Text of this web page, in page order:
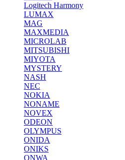
Logitech Harmony
LUMAX
MAG
MAXMEDIA
MICROLAB
MITSUBISHI
MIYOTA
MYSTERY
NASH
NEC
NOKIA
NONAME
NOVEX
ODEON
OLYMPUS
ONIDA
ONIKS
ONWA